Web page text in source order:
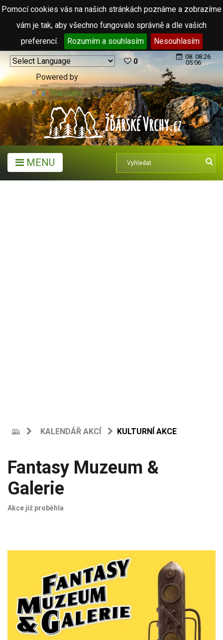
Pomocí cookies vás na našich stránkách poznáme a zobrazíme
vám je tak, aby všechno fungovalo správně a dle vašich
preferencí.
Rozumím a souhlasím Nesouhlasím
Powered by
Translate
0
08. 08.26
05:06
MENU
KALENDÁŘ AKCÍ KULTURNÍ AKCE
Fantasy Muzeum &
Galerie
Akce již proběhla